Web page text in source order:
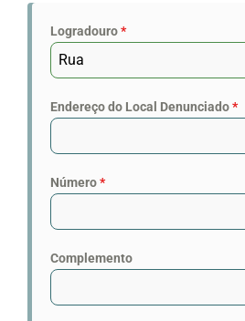
Logradouro*
Rua
Endereço do Local Denunciado*
Número*
Complemento